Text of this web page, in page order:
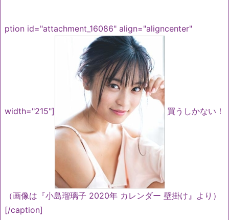
ption id="attachment_16086" align="aligncenter"
width="215"] 買うしかない！
（画像は『小島瑠璃子 2020年 カレンダー 壁掛け』より）
[/caption]